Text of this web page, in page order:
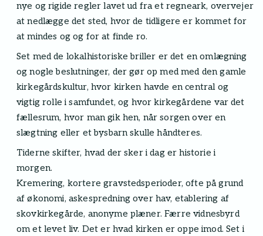
nye og rigide regler lavet ud fra et regneark, overvejer
at nedlægge det sted, hvor de tidligere er kommet for
at mindes og og for at finde ro.
Set med de lokalhistoriske briller er det en omlægning
og nogle beslutninger, der gør op med med den gamle
kirkegårdskultur, hvor kirken havde en central og
vigtig rolle i samfundet, og hvor kirkegårdene var det
fællesrum, hvor man gik hen, når sorgen over en
slægtning eller et bysbarn skulle håndteres.
Tiderne skifter, hvad der sker i dag er historie i
morgen.
Kremering, kortere gravstedsperioder, ofte på grund
af økonomi, askespredning over hav, etablering af
skovkirkegårde, anonyme plæner. Færre vidnesbyrd
om et levet liv. Det er hvad kirken er oppe imod. Set i